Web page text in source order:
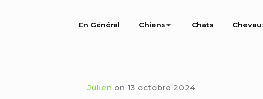
Site
En Général Chiens Chats
Julien on 13 octobre 2024